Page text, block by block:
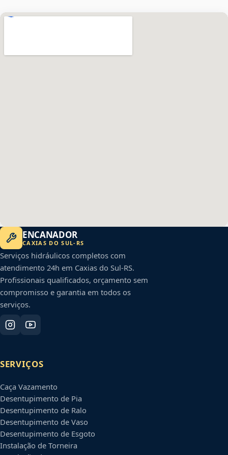
ENCANADOR
CAXIAS DO SUL- RS
Serviços hidráulicos completos com
atendimento 24h em Caxias do Sul-RS.
Profissionais qualificados, orçamento sem
compromisso e garantia em todos os
serviços.
SERVIÇOS
Caça Vazamento
Desentupimento de Pia
Desentupimento de Ralo
Desentupimento de Vaso
Desentupimento de Esgoto
Instalação de Torneira